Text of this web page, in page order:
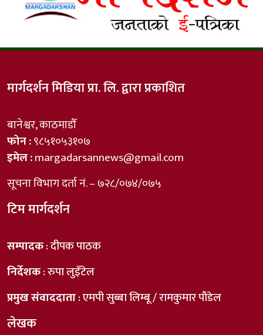
मार्गदर्शन मिडिया प्रा. लि. द्वारा प्रकाशित
बानेश्वर, काठमाडौँ
फोन :९८५१०५३१०७
इमेल :margadarsannews@gmail.com
सूचना विभाग दर्ता नं. – ७२८/०७४/०७५
टिम मार्गदर्शन
सम्पादक: दीपक पाठक
निर्देशक: रुपा लुइँटेल
प्रमुख संवाददाता: एमपी सुब्बा लिम्बू / रामकुमार पौडेल
लेखक